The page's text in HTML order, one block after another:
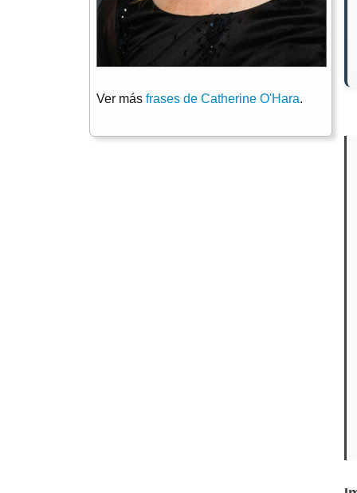
Ver más frases de Catherine O'Hara.